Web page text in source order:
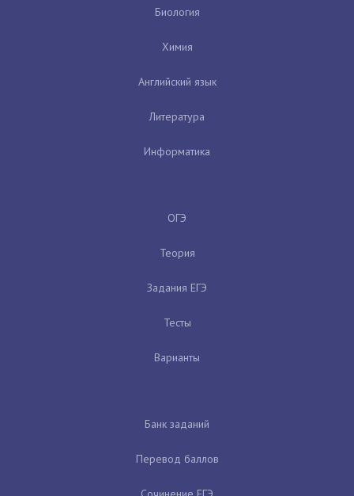
Биология
Химия
Английский язык
Литература
Информатика
ОГЭ
Теория
Задания ЕГЭ
Тесты
Варианты
Банк заданий
Перевод баллов